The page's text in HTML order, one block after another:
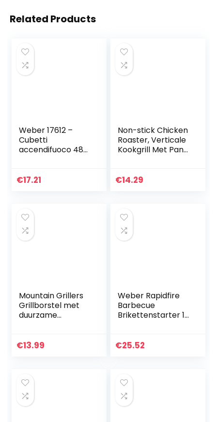
Related Products
Weber 17612 –
Cubetti
accendifuoco 48
€17.21
Non-stick Chicken
Roaster, Verticale
Kookgrill Met Pan
voor BBQ Party
€14.29
Mountain Grillers
Grillborstel met
duurzame
– voorkomt flare
€13.99
Weber Rapidfire‎
Barbecue
Brikettenstarter 15
Brikettenstarter |
€25.52